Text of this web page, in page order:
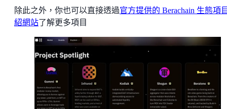
除此之外，你也可以直接透過官方提供的 Berachain 生態項
紹網站了解更多項目